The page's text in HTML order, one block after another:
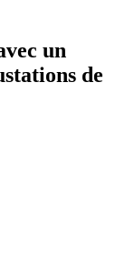
un
de